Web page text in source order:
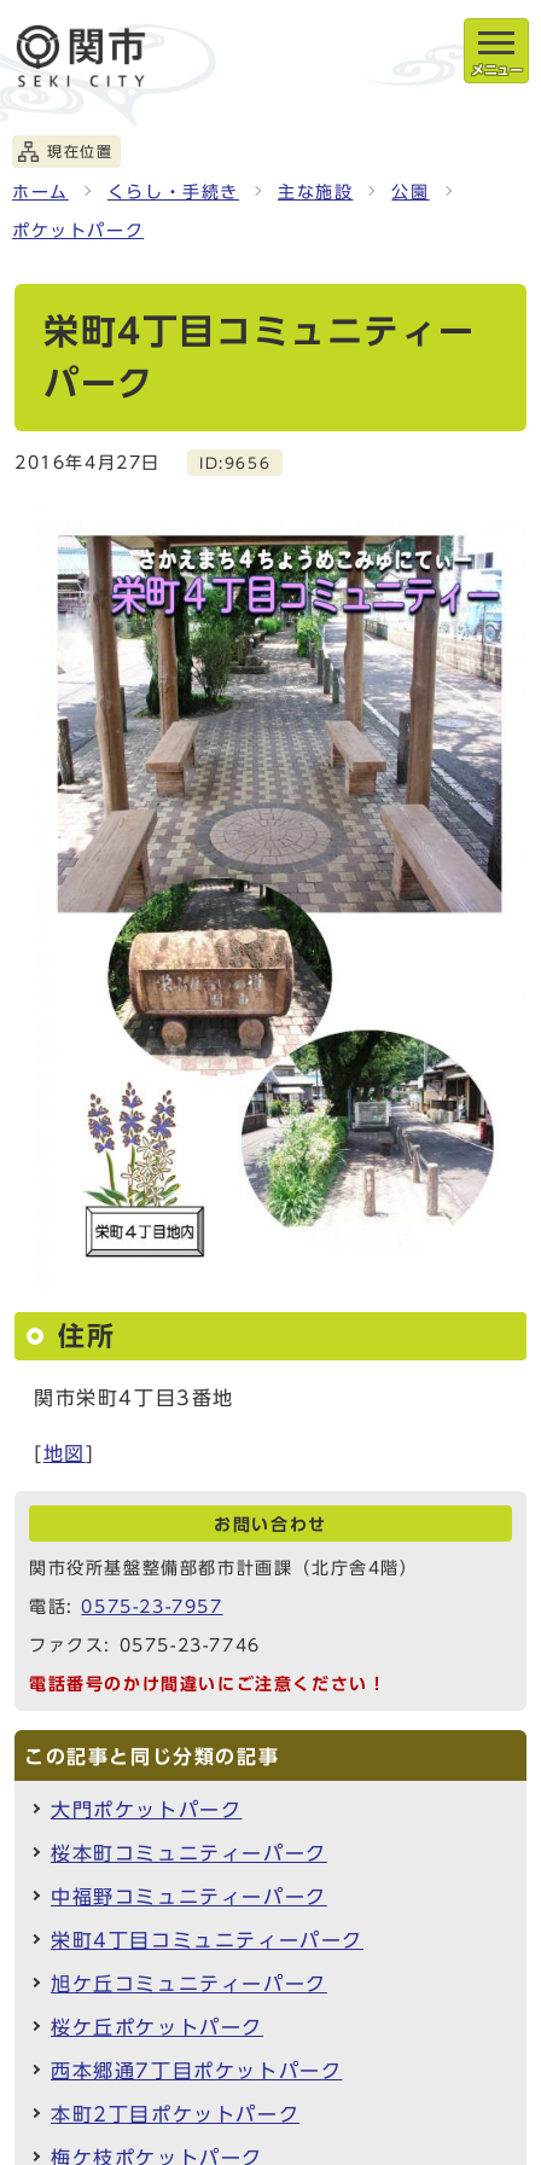
メニュー
現在位置
ホーム くらし・手続き 主な施設 公園
ポケットパーク
栄町4丁目コミュニティー
パーク
2016年4月27日 ID:9656
住所
関市栄町4丁目3番地
[地図 ]
お問い合わせ
関市役所基盤整備部都市計画課（北庁舎4階）
電話:0575-23-7957
ファクス: 0575-23-7746
電話番号のかけ間違いにご注意ください！
この記事と同じ分類の記事
大門ポケットパーク
桜本町コミュニティーパーク
中福野コミュニティーパーク
栄町4丁目コミュニティーパーク
旭ケ丘コミュニティーパーク
桜ケ丘ポケットパーク
西本郷通7丁目ポケットパーク
本町2丁目ポケットパーク
梅ケ枝ポケットパーク